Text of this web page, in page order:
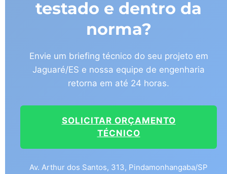
testado e dentro da
norma?
Envie um briefing técnico do seu projeto em
Jaguaré/ES e nossa equipe de engenharia
retorna em até 24 horas.
SOLICITAR ORÇAMENTO
TÉCNICO
Av. Arthur dos Santos, 313, Pindamonhangaba/SP